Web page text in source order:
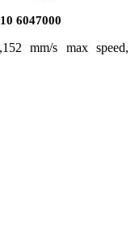
6047000
mm/s max speed,